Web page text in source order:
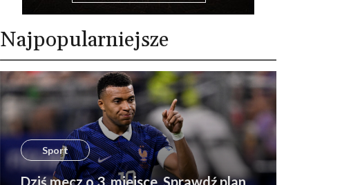
Najpopularniejsze
Sport
Dziś mecz o 3. miejsce. Sprawdź plan